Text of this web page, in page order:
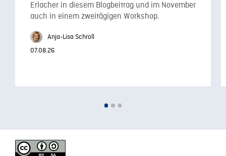
Erlacher in diesem Blogbeitrag und im November
auch in einem zweitägigen Workshop.
Anja-Lisa Schroll
07.08.26